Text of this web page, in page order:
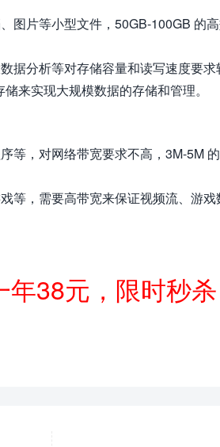
图片等小型文件，50GB-100GB 的
据分析等对存储容量和读写速度要
来实现大规模数据的存储和管理。
等，对网络带宽要求不高，3M-5M
等，需要高带宽来保证视频流、游
38元，限时秒